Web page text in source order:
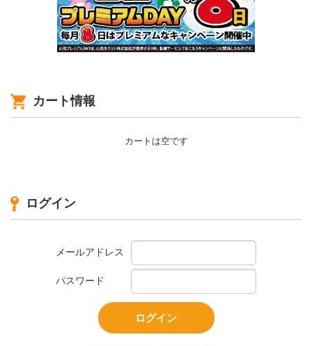
カート情報
カートは空です
ログイン
メールアドレス
パスワード
ログイン